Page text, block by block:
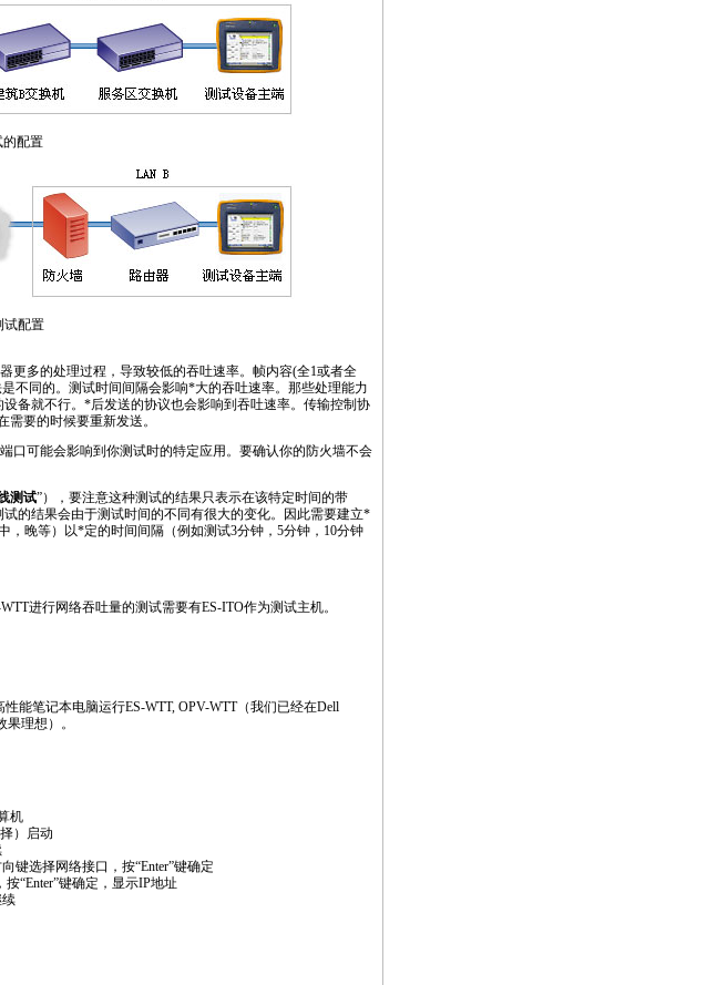
的配置
试配置
更多的处理过程，导致较低的吞吐速率。帧内容(全1或者全
不同的。测试时间间隔会影响*大的吞吐速率。那些处理能力
备就不行。 *后发送的协议也会影响到吞吐速率。传输控制协
要的时候要重新发送。
口可能会影响到你测试时的特定应用。要确认你的防火墙不会
测试”），要注意这种测试的结果只表示在该特定时间的带
的结果会由于测试时间的不同有很大的变化。因此需要建立*
，晚等）以*定的时间间隔（例如测试3分钟，5分钟，10分钟
进行网络吞吐量的测试需要有ES-ITO作为测试主机。
能笔记本电脑运行ES-WTT, OPV-WTT（我们已经在Dell
理想）。
机
）启动
键选择网络接口，按“Enter”键确定
，按“Enter”键确定，显示IP地址
续